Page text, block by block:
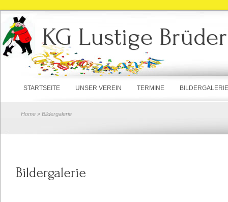
KG Lustige
STARTSEITE UNSER VEREIN TERMINE BILDERGALERIE
Home » Bildergalerie
Bildergalerie